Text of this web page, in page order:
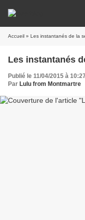
Accueil » Les instantanés de la
Les instantanés
Publié le 11/04/2015 à 10:27
Par Lulu from Montmartre